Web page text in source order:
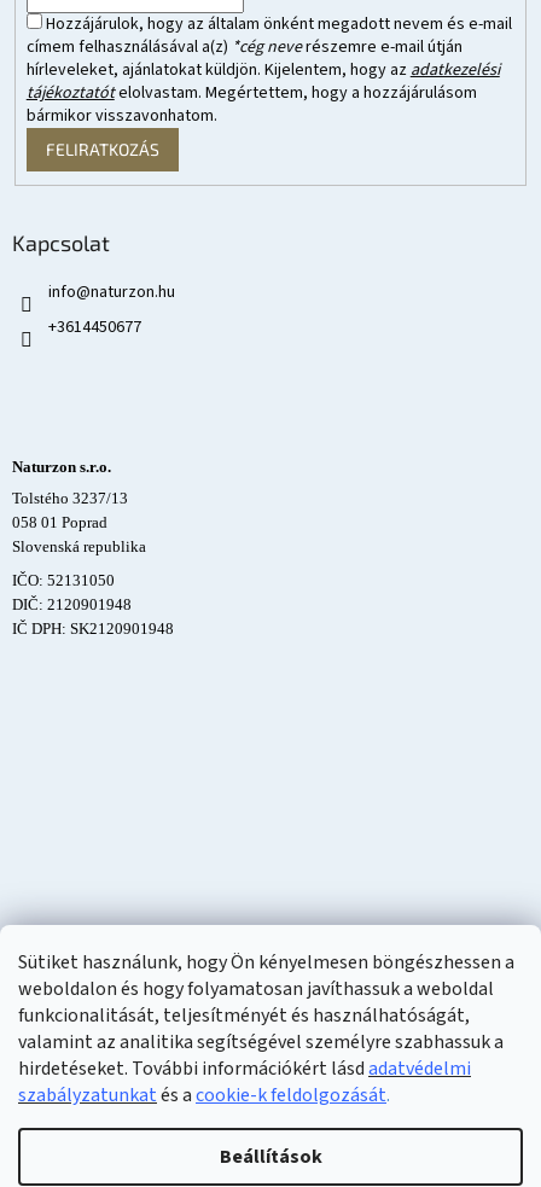
Sütiket használunk, hogy Ön kényelmesen böngészhessen a
weboldalon és hogy folyamatosan javíthassuk a weboldal
funkcionalitását, teljesítményét és használhatóságát,
valamint az analitika segítségével személyre szabhassuk a
hirdetéseket. További információkért lásdadatvédelmi
szabályzatunkatés acookie-k feldolgozását.
Beállítások
Hozzájárulok, hogy az általam önként megadott nevem és e-mail
címem felhasználásával a(z) *cég neverészemre e-mail útján
hírleveleket, ajánlatokat küldjön. Kijelentem, hogy azadatkezelési
tájékoztatótelolvastam. Megértettem, hogy a hozzájárulásom
bármikor visszavonhatom.
FELIRATKOZÁS
Kapcsolat
info@naturzon.hu
+3614450677
Naturzon s.r.o.
Tolstého 3237/13
058 01 Poprad
Slovenská republika
IČO: 52131050
DIČ: 2120901948
IČ DPH: SK2120901948
Shoptet készítette